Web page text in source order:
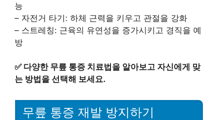
능
– 자전거 타기: 하체 근력을 키우고 관절을 강화
– 스트레칭: 근육의 유연성을 증가시키고 경직을 예
방
✅ 다양한 무릎 통증 치료법을 알아보고 자신에게 맞
는 방법을 선택해 보세요.
무릎 통증 재발 방지하기